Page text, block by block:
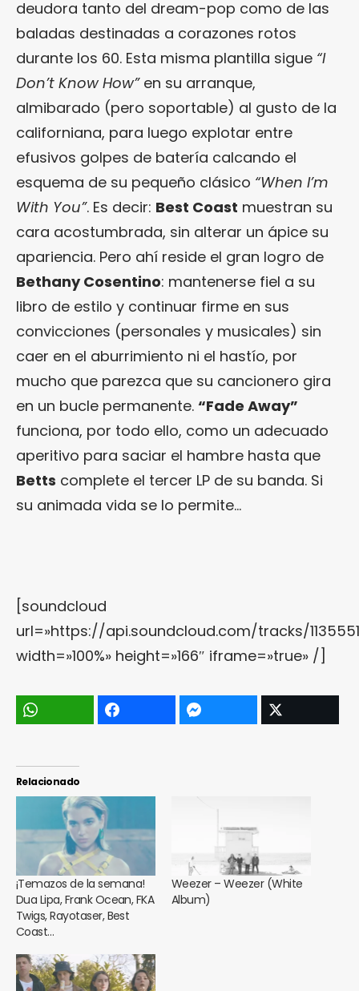
deudora tanto del dream-pop como de las
baladas destinadas a corazones rotos
durante los 60. Esta misma plantilla sigue “I
Don’t Know How”en su arranque,
almibarado (pero soportable) al gusto de la
californiana, para luego explotar entre
efusivos golpes de batería calcando el
esquema de su pequeño clásico “When I’m
With You”. Es decir: Best Coast muestran su
cara acostumbrada, sin alterar un ápice su
apariencia. Pero ahí reside el gran logro de
Bethany Cosentino: mantenerse fiel a su
libro de estilo y continuar firme en sus
convicciones (personales y musicales) sin
caer en el aburrimiento ni el hastío, por
mucho que parezca que su cancionero gira
en un bucle permanente. “Fade Away”
funciona, por todo ello, como un adecuado
aperitivo para saciar el hambre hasta que
Betts complete el tercer LP de su banda. Si
su animada vida se lo permite…
[soundcloud
url=»https://api.soundcloud.com/tracks/
width=»100%» height=»166″ iframe=»true» /]
Relacionado
¡Temazos de la semana!
Dua Lipa, Frank Ocean, FKA
Twigs, Rayotaser, Best
Coast…
Weezer – Weezer (White
Album)